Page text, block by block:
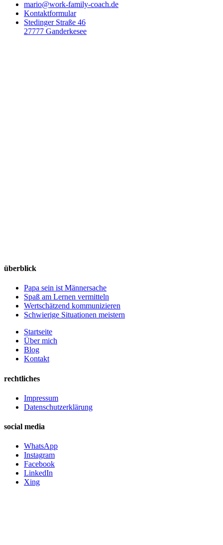
mario@work-family-coach.de
Kontaktformular
Stedinger Straße 46
27777 Ganderkesee
überblick
Papa sein ist Männersache
Spaß am Lernen vermitteln
Wertschätzend kommunizieren
Schwierige Situationen meistern
Startseite
Über mich
Blog
Kontakt
rechtliches
Impressum
Datenschutzerklärung
social media
WhatsApp
Instagram
Facebook
LinkedIn
Xing